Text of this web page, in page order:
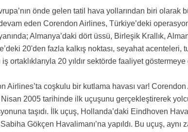
önde gelen tatil hava yollarından biri olarak
eden Corendon Airlines, Türkiye’deki
Almanya’daki dört üssü, Birleşik Krallık,
20'den fazla kalkış noktası, seyahat acenteleri,
ortaklıklarıyla 20 yıldır sektörde faaliyet
Airlines’ta coşkulu bir kutlama havası var! Corendon
2005 tarihinde ilk uçuşunu gerçekleştirerek
taşıdı. İlk uçuş, Hollanda’daki Eindhoven
Gökçen Havalimanı’na yapıldı. Bu uçuş, aynı